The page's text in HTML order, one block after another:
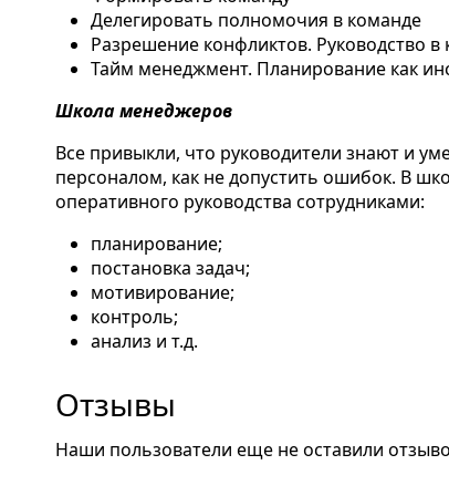
Делегировать полномочия в команде
Разрешение конфликтов. Руководство в
Тайм менеджмент. Планирование как
Школа менеджеров
Все привыкли, что руководители знают и
персоналом, как не допустить ошибок. В
оперативного руководства сотрудниками:
планирование;
постановка задач;
мотивирование;
контроль;
анализ и т.д.
Отзывы
Наши пользователи еще не оставили